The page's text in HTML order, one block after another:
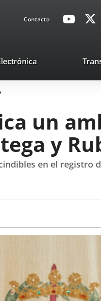
Contacto
Link
Link
external
un
y
en el registro